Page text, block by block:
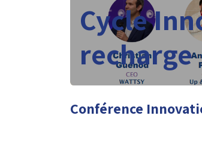
Cycle
recharge
Conférence